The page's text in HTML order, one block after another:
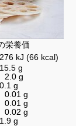
栄養価
276 kJ (66 kcal)
15.5 g
2.0 g
0.1 g
0.01 g
0.01 g
0.02 g
1.9 g